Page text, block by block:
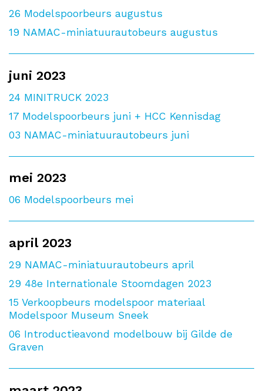
26 Modelspoorbeurs augustus
19 NAMAC-miniatuurautobeurs augustus
juni 2023
24 MINITRUCK 2023
17 Modelspoorbeurs juni + HCC Kennisdag
03 NAMAC-miniatuurautobeurs juni
mei 2023
06 Modelspoorbeurs mei
april 2023
29 NAMAC-miniatuurautobeurs april
29 48e Internationale Stoomdagen 2023
15 Verkoopbeurs modelspoor materiaal
Modelspoor Museum Sneek
06 Introductieavond modelbouw bij Gilde de
Graven